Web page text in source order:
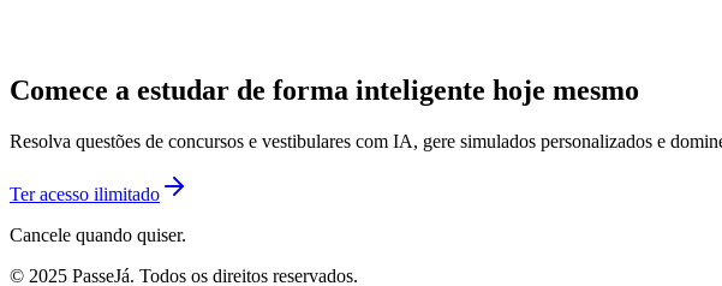
Comece a estudar de forma inteligente hoje mesmo
Resolva questões de concursos e vestibulares com IA, gere simulados personalizados e
Ter acesso ilimitado
Cancele quando quiser.
© 2025 PasseJá. Todos os direitos reservados.